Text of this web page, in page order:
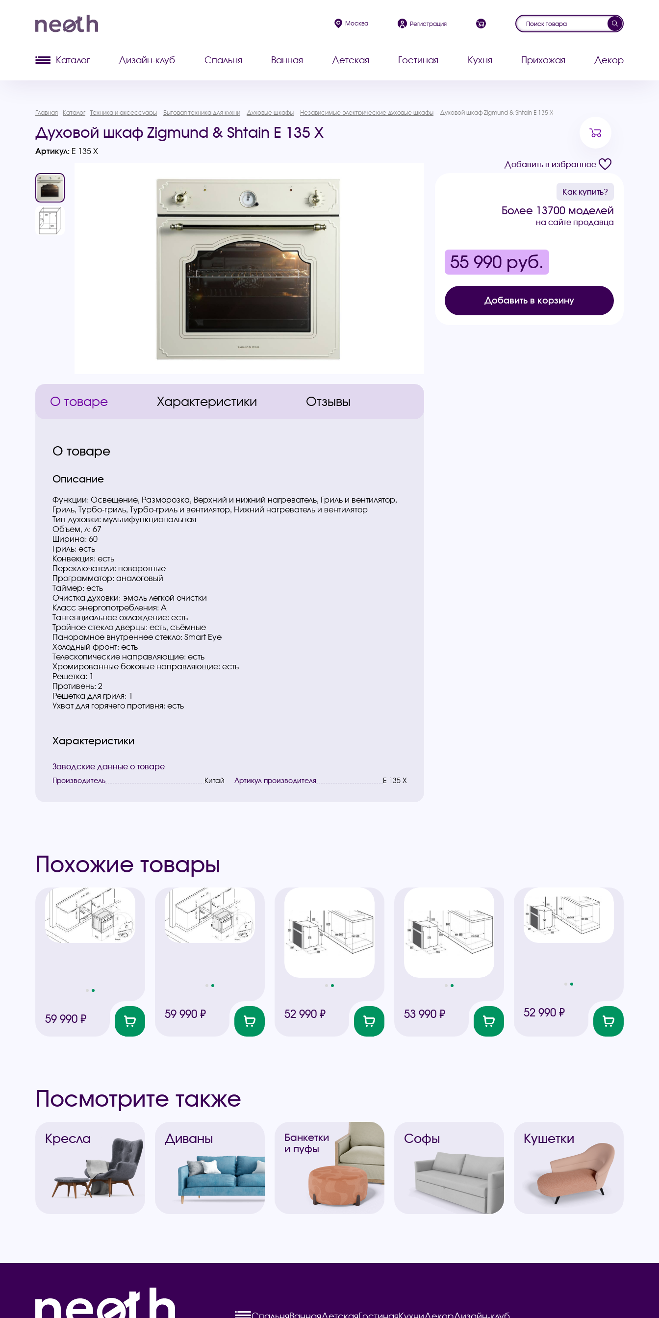
Москва Регистрация
Каталог Дизайн-клуб Спальня Ванная Детская Гостиная Кухня Прихожая Декор
Главная Каталог Техника и аксессуары Бытовая техника для кухни Духовые шкафы Независимые электрические духовые шкафы Духовой шкаф Zigmund & Shtain E 135 X
Духовой шкаф Zigmund & Shtain E 135 X
Артикул: E 135 X
Добавить в избранное
Как купить?
Более 13700 моделей
на сайте продавца
55 990 руб.
Добавить в корзину
О товаре Характеристики Отзывы
О товаре
Описание
Функции: Освещение, Разморозка, Верхний и нижний нагреватель, Гриль и вентилятор,
Гриль, Турбо-гриль, Турбо-гриль и вентилятор, Нижний нагреватель и вентилятор
Тип духовки: мультифункциональная
Объем, л: 67
Ширина: 60
Гриль: есть
Конвекция: есть
Переключатели: поворотные
Программатор: аналоговый
Таймер: есть
Очистка духовки: эмаль легкой очистки
Класс энергопотребления: A
Тангенциальное охлаждение: есть
Тройное стекло дверцы: есть, съёмные
Панорамное внутреннее стекло: Smart Eye
Холодный фронт: есть
Телескопические направляющие: есть
Хромированные боковые направляющие: есть
Решетка: 1
Противень: 2
Решетка для гриля: 1
Ухват для горячего противня: есть
Характеристики
Заводские данные о товаре
Производитель Китай Артикул производителя E 135 X
Похожие товары
59 990 ₽ 59 990 ₽ 52 990 ₽ 53 990 ₽ 52 990 ₽
Посмотрите также
Кресла Диваны
Банкетки
и пуфы
Софы Кушетки